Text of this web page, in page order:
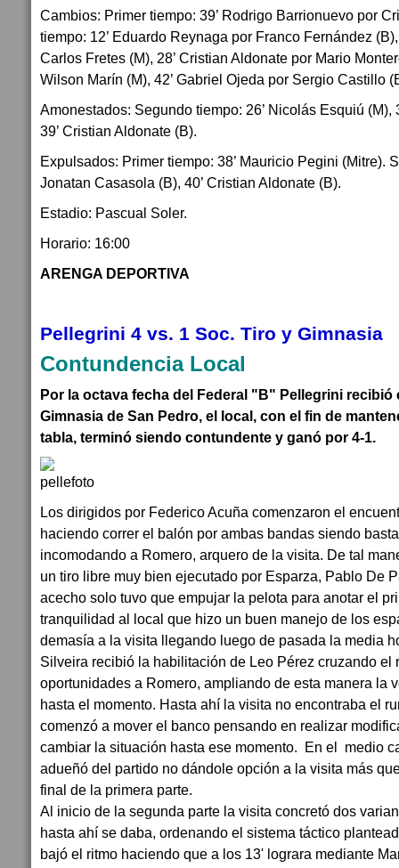
Cambios: Primer tiempo: 39’ Rodrigo Barrionuevo por
tiempo: 12’ Eduardo Reynaga por Franco Fernández
Carlos Fretes (M), 28’ Cristian Aldonate por Mario
Wilson Marín (M), 42’ Gabriel Ojeda por Sergio Castillo
Amonestados: Segundo tiempo: 26’ Nicolás Esquiú (M),
39’ Cristian Aldonate (B).
Expulsados: Primer tiempo: 38’ Mauricio Pegini (Mitre).
Jonatan Casasola (B), 40’ Cristian Aldonate (B).
Estadio: Pascual Soler.
Horario: 16:00
ARENGA DEPORTIVA
Pellegrini 4 vs. 1 Soc. Tiro y Gimnasia
Contundencia Local
Por la octava fecha del Federal "B" Pellegrini recibió
Gimnasia de San Pedro, el local, con el fin de
tabla, terminó siendo contundente y ganó por 4-1.
Los dirigidos por Federico Acuña comenzaron el
haciendo correr el balón por ambas bandas siendo
incomodando a Romero, arquero de la visita. De tal
un tiro libre muy bien ejecutado por Esparza, Pablo De
acecho solo tuvo que empujar la pelota para anotar el
tranquilidad al local que hizo un buen manejo de los
demasía a la visita llegando luego de pasada la media
Silveira recibió la habilitación de Leo Pérez cruzando el
oportunidades a Romero, ampliando de esta manera la
hasta el momento. Hasta ahí la visita no encontraba el
comenzó a mover el banco pensando en realizar
cambiar la situación hasta ese momento. En el medio
adueñó del partido no dándole opción a la visita más
final de la primera parte.
Al inicio de la segunda parte la visita concretó dos
hasta ahí se daba, ordenando el sistema táctico
bajó el ritmo haciendo que a los 13' lograra mediante